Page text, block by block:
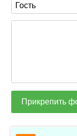
Прикрепить